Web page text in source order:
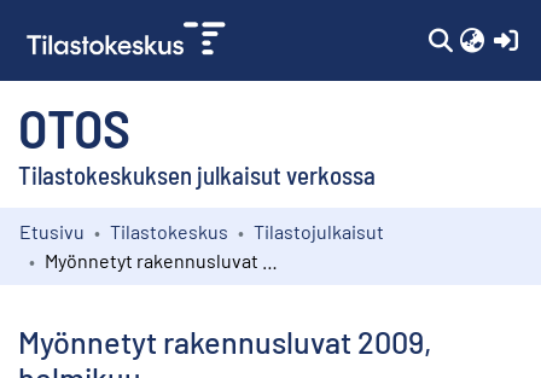
OTOS
Tilastokeskuksen julkaisut verkossa
Kokoelmat
Etusivu Tilastokeskus
Tilastojulkaisut
Myönnetyt rakennusluvat 2009,